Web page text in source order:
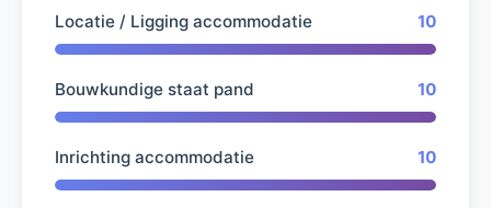
Locatie / Ligging accommodatie 10
Bouwkundige staat pand 10
Inrichting accommodatie 10